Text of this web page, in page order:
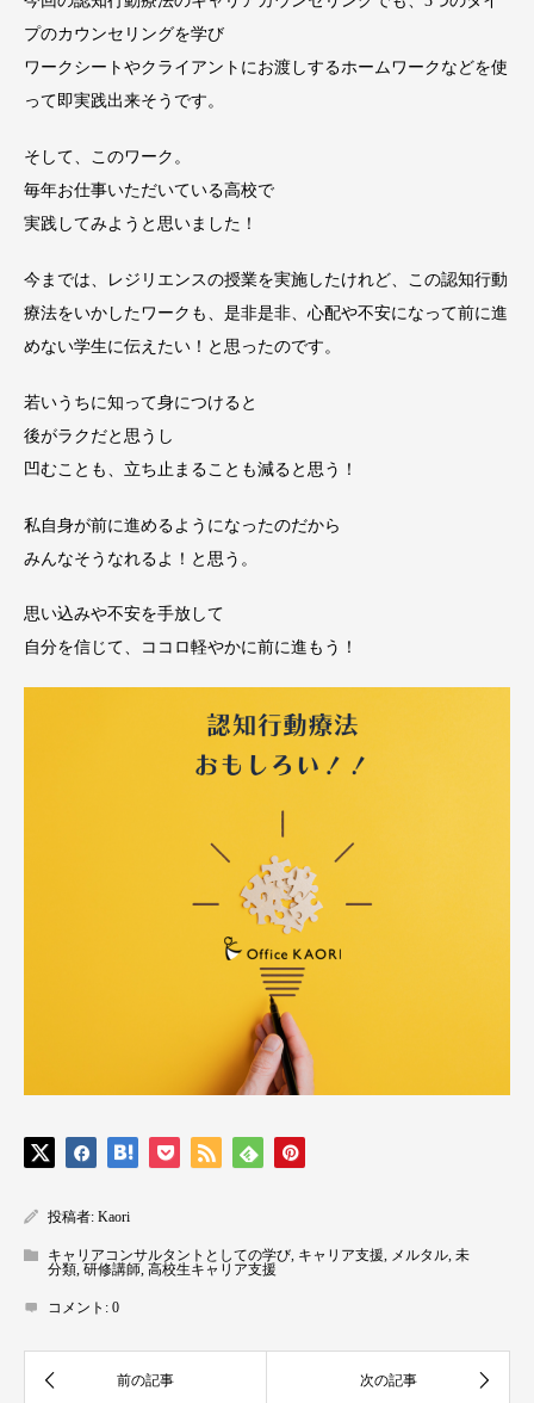
プのカウンセリングを学び
ワークシートやクライアントにお渡しするホームワークなどを使
って即実践出来そうです。
そして、このワーク。
毎年お仕事いただいている高校で
実践してみようと思いました！
今までは、レジリエンスの授業を実施したけれど、この認知行動
療法をいかしたワークも、是非是非、心配や不安になって前に進
めない学生に伝えたい！と思ったのです。
若いうちに知って身につけると
後がラクだと思うし
凹むことも、立ち止まることも減ると思う！
私自身が前に進めるようになったのだから
みんなそうなれるよ！と思う。
思い込みや不安を手放して
自分を信じて、ココロ軽やかに前に進もう！
投稿者: Kaori
キャリアコンサルタントとしての学び, キャリア支援, メルタル, 未
分類, 研修講師, 高校生キャリア支援
コメント: 0